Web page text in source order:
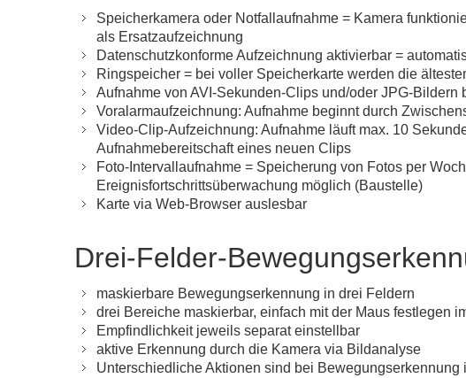
Speicherkamera oder Notfallaufnahme = Kamera
als Ersatzaufzeichnung
Datenschutzkonforme Aufzeichnung aktivierbar =
Ringspeicher = bei voller Speicherkarte werden die
Aufnahme von AVI-Sekunden-Clips und/oder JPG-
Voralarmaufzeichnung: Aufnahme beginnt durch
Video-Clip-Aufzeichnung: Aufnahme läuft max. 10
Aufnahmebereitschaft eines neuen Clips
Foto-Intervallaufnahme = Speicherung von Fotos per
Ereignisfortschrittsüberwachung möglich (Baustelle)
Karte via Web-Browser auslesbar
Drei-Felder-
maskierbare Bewegungserkennung in drei Feldern
drei Bereiche maskierbar, einfach mit der Maus festlegen
Empfindlichkeit jeweils separat einstellbar
aktive Erkennung durch die Kamera via Bildanalyse
Unterschiedliche Aktionen sind bei